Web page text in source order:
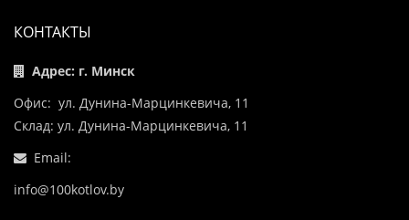
КОНТАКТЫ
Адрес: г. Минск
Офис: ул. Дунина-Марцинкевича, 11
Склад: ул. Дунина-Марцинкевича, 11
Email:
info@100kotlov.by